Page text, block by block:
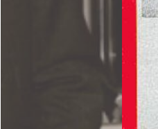
Veronica est le label sous lequel a